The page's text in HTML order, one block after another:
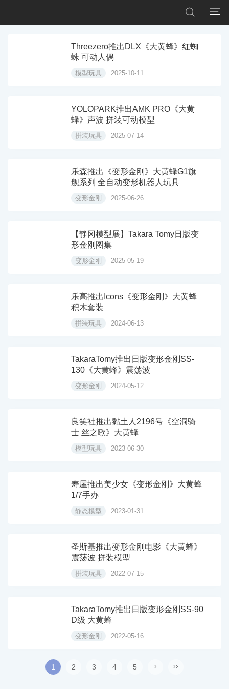


Threezero推出DLX《大黄蜂》红蜘
蛛 可动人偶
模型玩具 2025-10-11
YOLOPARK推出AMK PRO《大黄
蜂》声波 拼装可动模型
拼装玩具 2025-07-14
乐森推出《变形金刚》大黄蜂G1旗
舰系列 全自动变形机器人玩具
变形金刚 2025-06-26
【静冈模型展】Takara Tomy日版变
形金刚图集
变形金刚 2025-05-19
乐高推出Icons《变形金刚》大黄蜂
积木套装
拼装玩具 2024-06-13
TakaraTomy推出日版变形金刚SS-
130《大黄蜂》震荡波
变形金刚 2024-05-12
良笑社推出黏土人2196号《空洞骑
士 丝之歌》大黄蜂
模型玩具 2023-06-30
寿屋推出美少女《变形金刚》大黄蜂
1/7手办
静态模型 2023-01-31
圣斯基推出变形金刚电影《大黄蜂》
震荡波 拼装模型
拼装玩具 2022-07-15
TakaraTomy推出日版变形金刚SS-90
D级 大黄蜂
变形金刚 2022-05-16
1 2 3 4 5 › ››